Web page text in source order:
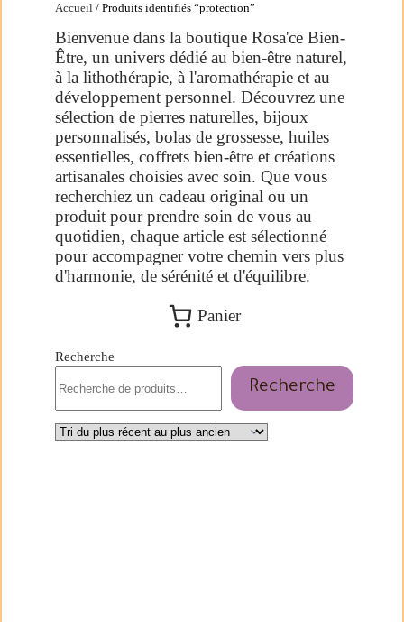
Accueil / Produits identifiés “protection”
Bienvenue dans la boutique Rosa'ce Bien-
Être, un univers dédié au bien-être naturel,
à la lithothérapie, à l'aromathérapie et au
développement personnel. Découvrez une
sélection de pierres naturelles, bijoux
personnalisés, bolas de grossesse, huiles
essentielles, coffrets bien-être et créations
artisanales choisies avec soin. Que vous
recherchiez un cadeau original ou un
produit pour prendre soin de vous au
quotidien, chaque article est sélectionné
pour accompagner votre chemin vers plus
d'harmonie, de sérénité et d'équilibre.
Panier
Recherche
Recherche